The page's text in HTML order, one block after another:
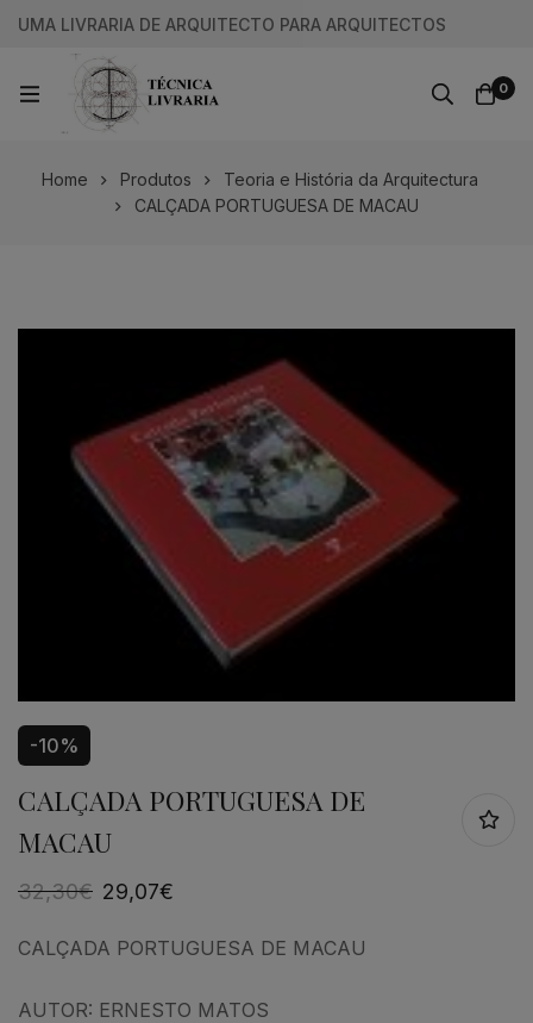
UMA LIVRARIA DE ARQUITECTO PARA ARQUITECTOS
0
Home Produtos
Teoria e História da Arquitectura
CALÇADA PORTUGUESA DE MACAU
-10%
CALÇADA PORTUGUESA DE
MACAU
32,30€ 29,07€
CALÇADA PORTUGUESA DE MACAU
AUTOR: ERNESTO MATOS